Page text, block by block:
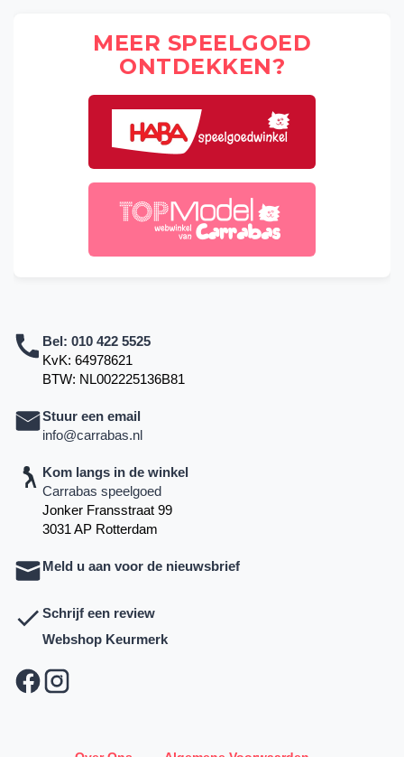
MEER SPEELGOED
ONTDEKKEN?
Bel: 010 422 5525
KvK: 64978621
BTW: NL002225136B81
Stuur een email
info@carrabas.nl
Kom langs in de winkel
Carrabas speelgoed
Jonker Fransstraat 99
3031 AP Rotterdam
Meld u aan voor de nieuwsbrief
Schrijf een review
Webshop Keurmerk